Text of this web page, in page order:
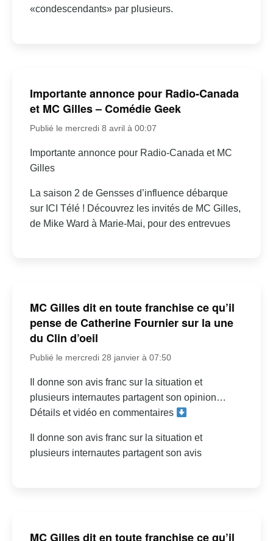
«condescendants» par plusieurs.
Importante annonce pour Radio-Canada
et MC Gilles – Comédie Geek
Publié le mercredi 8 avril à 00:07
Importante annonce pour Radio-Canada et MC
Gilles
La saison 2 de Gensses d’influence débarque
sur ICI Télé ! Découvrez les invités de MC Gilles,
de Mike Ward à Marie-Mai, pour des entrevues
MC Gilles dit en toute franchise ce qu’il
pense de Catherine Fournier sur la une
du Clin d’oeil
Publié le mercredi 28 janvier à 07:50
Il donne son avis franc sur la situation et
plusieurs internautes partagent son opinion…
Détails et vidéo en commentaires
Il donne son avis franc sur la situation et
plusieurs internautes partagent son avis
MC Gilles dit en toute franchise ce qu’il